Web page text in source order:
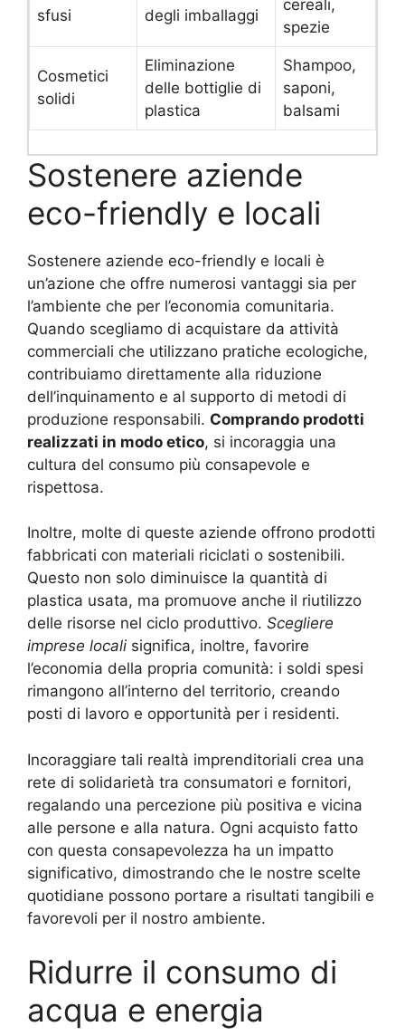
sfusi
degli imballaggi
cereali,
spezie
Cosmetici
solidi
Eliminazione
delle bottiglie di
plastica
Shampoo,
saponi,
balsami
Sostenere aziende
eco-friendly e locali
Sostenere aziende eco-friendly e locali è
un’azione che offre numerosi vantaggi sia per
l’ambiente che per l’economia comunitaria.
Quando scegliamo di acquistare da attività
commerciali che utilizzano pratiche ecologiche,
contribuiamo direttamente alla riduzione
dell’inquinamento e al supporto di metodi di
produzione responsabili. Comprando prodotti
realizzati in modo etico, si incoraggia una
cultura del consumo più consapevole e
rispettosa.
Inoltre, molte di queste aziende offrono prodotti
fabbricati con materiali riciclati o sostenibili.
Questo non solo diminuisce la quantità di
plastica usata, ma promuove anche il riutilizzo
delle risorse nel ciclo produttivo. Scegliere
imprese locali significa, inoltre, favorire
l’economia della propria comunità: i soldi spesi
rimangono all’interno del territorio, creando
posti di lavoro e opportunità per i residenti.
Incoraggiare tali realtà imprenditoriali crea una
rete di solidarietà tra consumatori e fornitori,
regalando una percezione più positiva e vicina
alle persone e alla natura. Ogni acquisto fatto
con questa consapevolezza ha un impatto
significativo, dimostrando che le nostre scelte
quotidiane possono portare a risultati tangibili e
favorevoli per il nostro ambiente.
Ridurre il consumo di
acqua e energia